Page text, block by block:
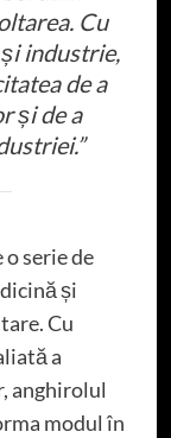
Cu
industrie,
de a
și de a
serie de
și
Cu
a
anghirolul
modul în